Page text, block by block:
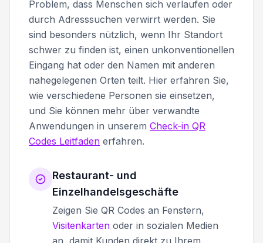
Problem, dass Menschen sich verlaufen oder
durch Adresssuchen verwirrt werden. Sie
sind besonders nützlich, wenn Ihr Standort
schwer zu finden ist, einen unkonventionellen
Eingang hat oder den Namen mit anderen
nahegelegenen Orten teilt. Hier erfahren Sie,
wie verschiedene Personen sie einsetzen,
und Sie können mehr über verwandte
Anwendungen in unserem Check-in QR
Codes Leitfaden erfahren.
Restaurant- und
Einzelhandelsgeschäfte
Zeigen Sie QR Codes an Fenstern,
Visitenkarten oder in sozialen Medien